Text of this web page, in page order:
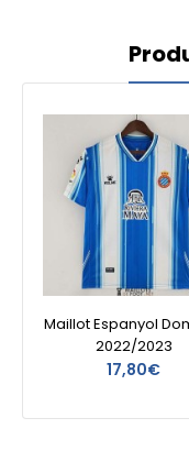
Maillot Espanyol
2022/2023
17,80€